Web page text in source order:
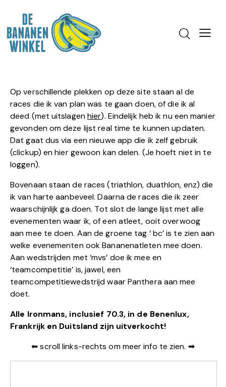
Op verschillende plekken op deze site staan al de
races die ik van plan was te gaan doen, of die ik al
deed (met uitslagenhier). Eindelijk heb ik nu een manier
gevonden om deze lijst real time te kunnen updaten.
Dat gaat dus via een nieuwe app die ik zelf gebruik
(clickup) en hier gewoon kan delen. (Je hoeft niet in te
loggen).
Bovenaan staan de races (triathlon, duathlon, enz) die
ik van harte aanbeveel. Daarna de races die ik zeer
waarschijnlijk ga doen. Tot slot de lange lijst met alle
evenementen waar ik, of een atleet, ooit overwoog
aan mee te doen. Aan de groene tag ‘ bc’ is te zien aan
welke evenementen ook Bananenatleten mee doen.
Aan wedstrijden met ‘mvs’ doe ik mee en
‘teamcompetitie’ is, jawel, een
teamcompetitiewedstrijd waar Panthera aan mee
doet.
Alle Ironmans, inclusief 70.3, in de Benenlux,
Frankrijk en Duitsland zijn uitverkocht!
⬅ scroll links-rechts om meer info te zien. ➡